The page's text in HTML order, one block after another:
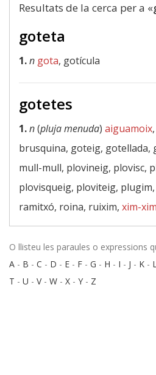
Resultats de la cerca per a «
goteta
1.n gota, gotícula
gotetes
1.n(pluja menuda) aiguamoix,
brusquina, goteig, gotellada,
mull-mull, plovineig, plovisc,
plovisqueig, ploviteig, plugim,
ramitxó, roina, ruixim, xim-xim
O llisteu les paraules o expressions
A - B - C - D - E - F - G - H - I - J - K -
T - U - V- W - X - Y - Z